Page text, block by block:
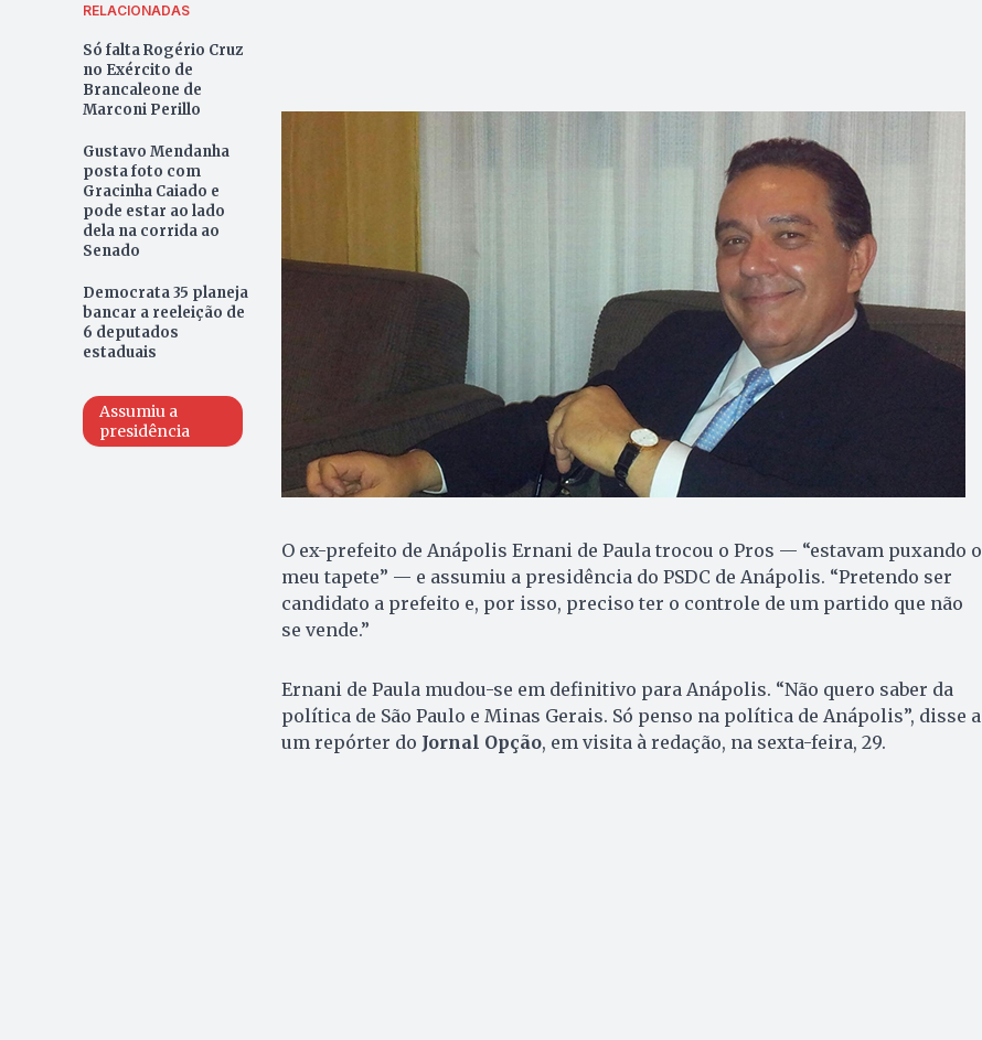
RELACIONADAS
Só falta Rogério Cruz
no Exército de
Brancaleone de
Marconi Perillo
Gustavo Mendanha
posta foto com
Gracinha Caiado e
pode estar ao lado
dela na corrida ao
Senado
Democrata 35 planeja
bancar a reeleição de
6 deputados
estaduais
Assumiu a
presidência
O ex-prefeito de Anápolis Ernani de Paula trocou o Pros — “estavam puxando o
meu tapete” — e assumiu a presidência do PSDC de Anápolis. “Pretendo ser
candidato a prefeito e, por isso, preciso ter o controle de um partido que não
se vende.”
Ernani de Paula mudou-se em definitivo para Anápolis. “Não quero saber da
política de São Paulo e Minas Gerais. Só penso na política de Anápolis”, disse a
um repórter do Jornal Opção, em visita à redação, na sexta-feira, 29.